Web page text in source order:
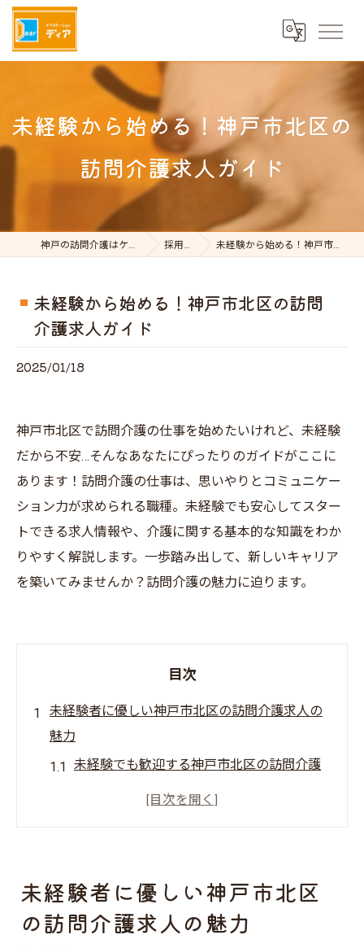
未経験から始める！神戸市北区の
訪問介護求人ガイド
神戸の訪問介護はケアステーションDear 採用ブログ 未経験から始める！神戸市北区の訪問介護求人ガイド
未経験から始める！神戸市北区の訪問
介護求人ガイド
2025/01/18
神戸市北区で訪問介護の仕事を始めたいけれど、未経験
だから不安…そんなあなたにぴったりのガイドがここに
あります！訪問介護の仕事は、思いやりとコミュニケー
ション力が求められる職種。未経験でも安心してスター
トできる求人情報や、介護に関する基本的な知識をわか
りやすく解説します。一歩踏み出して、新しいキャリア
を築いてみませんか？訪問介護の魅力に迫ります。
目次
未経験者に優しい神戸市北区の訪問介護求人の
魅力
未経験でも歓迎する神戸市北区の訪問介護
ョンスキル
神戸市北区での訪問介護求人が未経験者に
未経験者に優しい神戸市北区
の訪問介護求人の魅力